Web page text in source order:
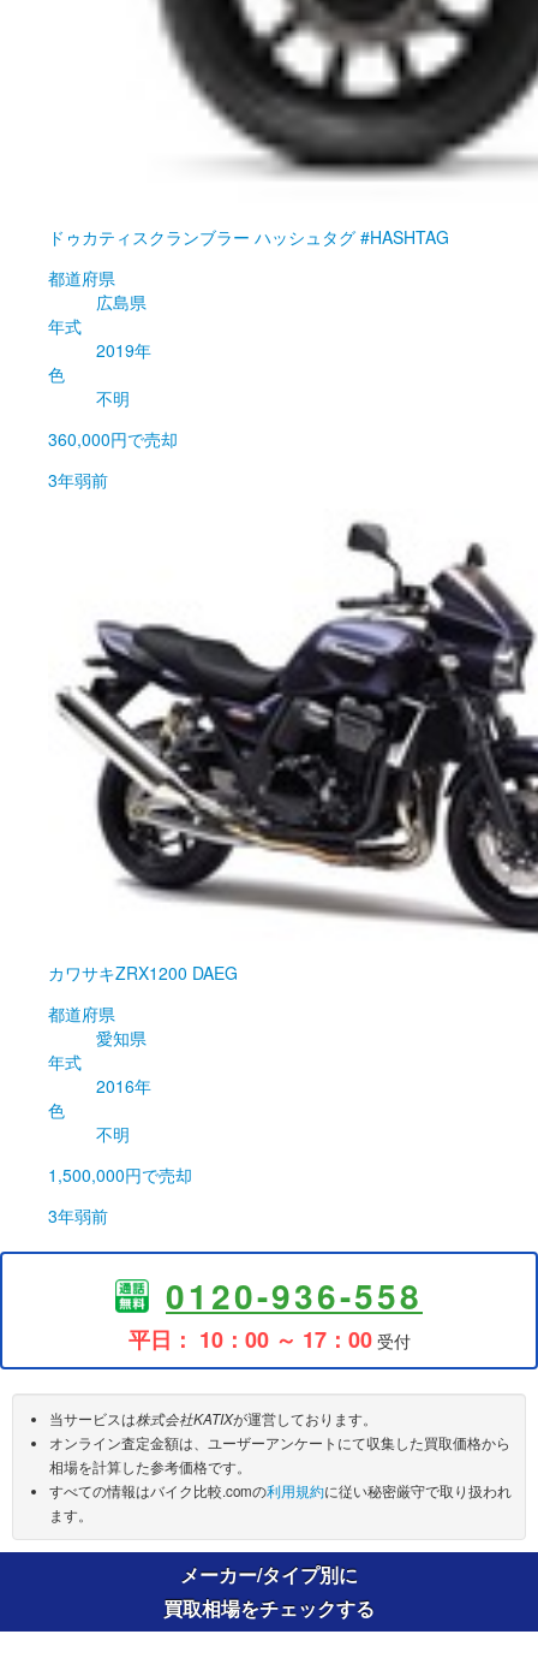
ドゥカティ スクランブラー ハッシュタグ #HASHTAG
都道府県
広島県
年式
2019年
色
不明
360,000円で売却
3年弱前
カワサキZRX1200 DAEG
都道府県
愛知県
年式
2016年
色
不明
1,500,000円で売却
3年弱前
0120-936-558
平日： 10：00 ～ 17：00受付
当サービスは株式会社KATIXが運営しております。
オンライン査定金額は、ユーザーアンケートにて収集した買取価格から
相場を計算した参考価格です。
すべての情報はバイク比較.comの利用規約に従い秘密厳守で取り扱われ
ます。
メーカー/タイプ別に
買取相場をチェックする